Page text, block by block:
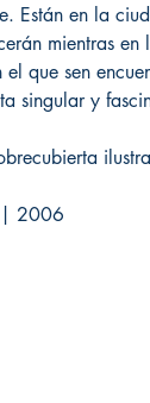
Están en la
mientras en
que sen
singular y
| 2006